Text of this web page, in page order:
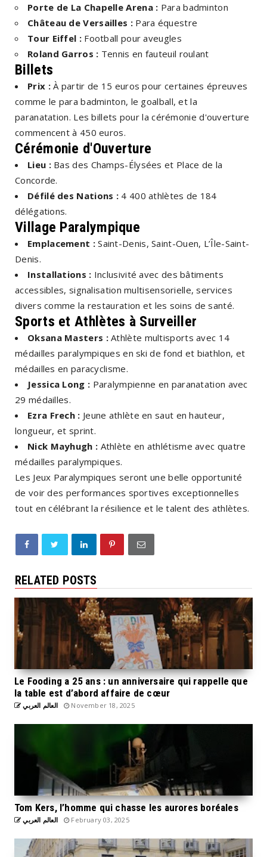
Porte de La Chapelle Arena : Para badminton
Château de Versailles :Para équestre
Tour Eiffel :Football pour aveugles
Roland Garros : Tennis en fauteuil roulant
Billets
Prix :À partir de 15 euros pour certaines épreuves
comme le para badminton, le goalball, et la
paranatation. Les billets pour la cérémonie d'ouverture
commencent à 450 euros.
Cérémonie d'Ouverture
Lieu :Bas des Champs-Élysées et Place de la
Concorde.
Défilé des Nations : 4 400 athlètes de 184
délégations.
Village Paralympique
Emplacement :Saint-Denis, Saint-Ouen, L’Île-Saint-
Denis.
Installations : Inclusivité avec des bâtiments
accessibles, signalisation multisensorielle, services
divers comme la restauration et les soins de santé.
Sports et Athlètes à Surveiller
Oksana Masters :Athlète multisports avec 14
médailles paralympiques en ski de fond et biathlon, et
médailles en paracyclisme.
Jessica Long : Paralympienne en paranatation avec
29 médailles.
Ezra Frech : Jeune athlète en saut en hauteur,
longueur, et sprint.
Nick Mayhugh : Athlète en athlétisme avec quatre
médailles paralympiques.
Les Jeux Paralympiques seront une belle opportunité
de voir des performances sportives exceptionnelles
tout en célébrant la résilience et le talent des athlètes.
RELATED POSTS
Le Fooding a 25 ans : un anniversaire qui rappelle que
la table est d’abord affaire de cœur
العالم العربي November 18, 2025
Tom Kers, l’homme qui chasse les aurores boréales
العالم العربي February 03, 2025